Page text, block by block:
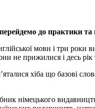
до практики
мови і три
не прижилися і десь
хіба що базові
німецького